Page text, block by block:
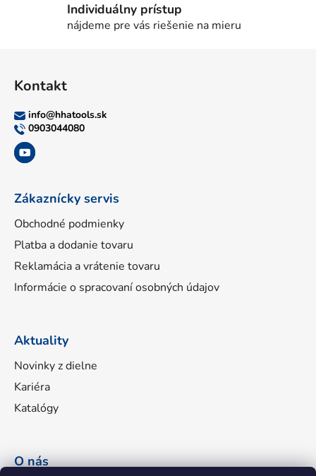
Individuálny prístup
nájdeme pre vás riešenie na mieru
Kontakt
info@hhatools.sk
0903044080
Zákaznícky servis
Obchodné podmienky
Platba a dodanie tovaru
Reklamácia a vrátenie tovaru
Informácie o spracovaní osobných údajov
Aktuality
Novinky z dielne
Kariéra
Katalógy
O nás